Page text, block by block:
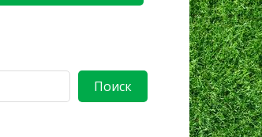
Поиск